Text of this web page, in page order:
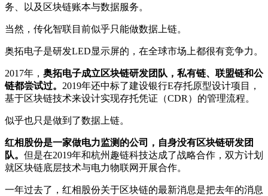
务、以及区块链账本与数据服务。
当然，传化智联目前似乎只能做数据上链。
奥拓电子是研发LED显示屏的，在全球市场上都很有竞争力。
2017年， 奥拓电子成立区块链研发团队，私有链、联盟链和公
链都尝试过。 2019年还中标了建设银行E存托原型设计项目，
基于区块链技术来设计实现存托凭证（CDR）的管理流程。
似乎也只是做到了数据上链。
红相股份是一家做电力监测的公司，自身没有区块链研发团
队。 但是在2019年和杭州趣链科技达成了战略合作，双方计划
就区块链底层技术与电力物联网开展合作。
一年过去了，红相股份关于区块链的最新消息是把去年的消息